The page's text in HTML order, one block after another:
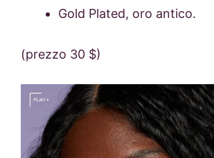
Gold Plated, oro antico.
(prezzo 30 $)